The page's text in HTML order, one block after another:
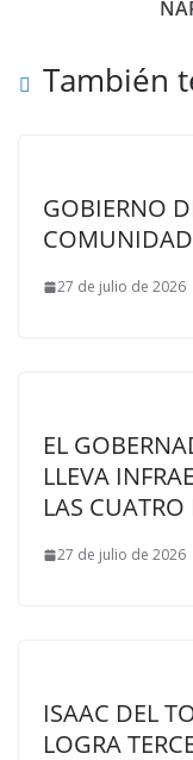
También
GOBIERNO
27 de julio de 2026
EL
LLEVA
LAS CUATRO
27 de julio de 2026
ISAAC DEL
LOGRA